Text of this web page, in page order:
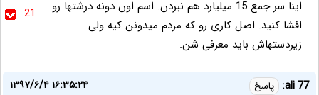
21
اینا سر جمع 15 میلیارد هم نبردن. اسم اون دونه درشتها رو
افشا کنید. اصل کاری رو که مردم میدونن کیه ولی
زیردستهاش باید معرفی شن.
ali 77: پاسخ
۱۳۹۷/۶/۴ ۱۶:۳۵:۲۴